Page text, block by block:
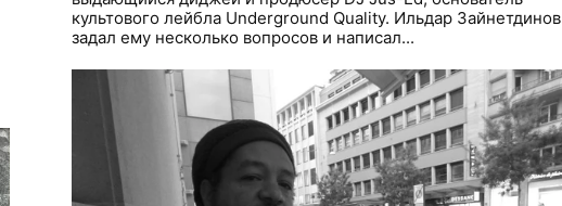
культового лейбла Underground Quality. Ильдар Зайнетдинов
задал ему несколько вопросов и написал...